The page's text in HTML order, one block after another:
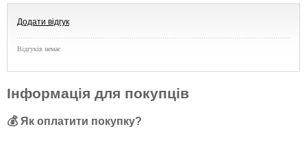
Додати відгук
Відгуків немає
Інформація для покупців
💰 Як оплатити покупку?